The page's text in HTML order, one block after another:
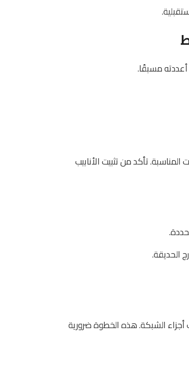
مسبقًا.
المناسبة. تأكد من تثبيت الأنابيب
الحديقة.
الشبكة. هذه الخطوة ضرورية